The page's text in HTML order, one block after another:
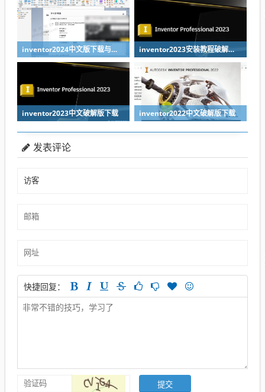
inventor2024中文版下载与安装教程 inventor2023安装教程破解教程
inventor2023中文破解版下载 inventor2022中文破解版下载
发表评论
快捷回复：